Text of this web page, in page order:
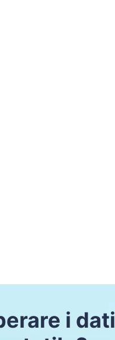
i dati